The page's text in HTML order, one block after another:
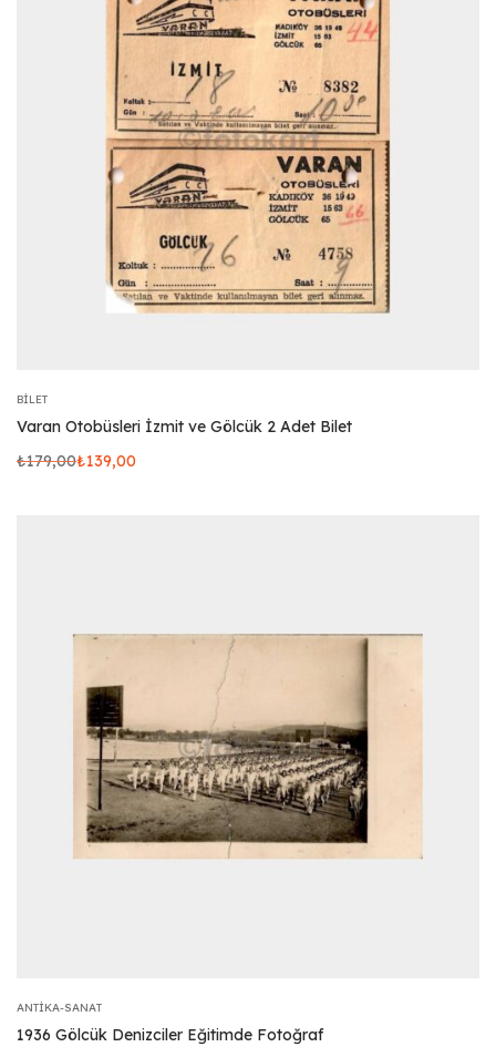
BILET
Varan Otobüsleri İzmit ve Gölcük 2 Adet Bilet
₺179,00₺139,00
ANTIKA-SANAT
1936 Gölcük Denizciler Eğitimde Fotoğraf